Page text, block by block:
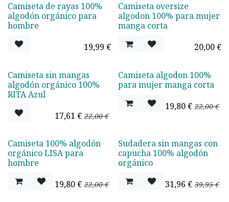
¡Nuevo!
Camiseta de rayas 100%
algodón orgánico para
hombre
19,99 €
¡Nuevo!
Camiseta oversize
algodon 100% para mujer
manga corta
20,00 €
Oferta - 20%
Camiseta sin mangas
algodón orgánico 100%
RITA Azul
17,61 € 22,00€
Oferta - 10%
Camiseta algodon 100%
para mujer manga corta
19,80 € 22,00€
Oferta - 10%
Camiseta 100% algodón
orgánico LISA para
hombre
19,80 € 22,00€
Oferta - 20%
Sudadera sin mangas con
capucha 100% algodón
orgánico
31,96 € 39,95€